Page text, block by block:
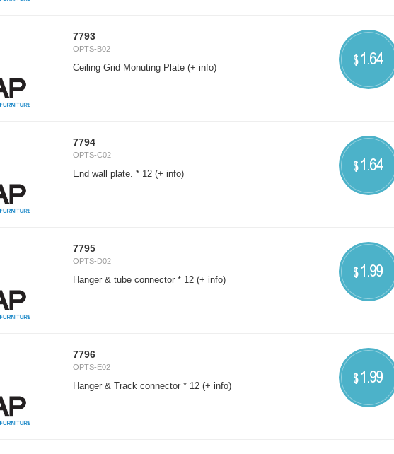
7793
OPTS-B02
$1.64
Ceiling Grid Monuting Plate (+ info)
7794
OPTS-C02
$1.64
End wall plate. * 12 (+ info)
7795
OPTS-D02
$1.99
Hanger & tube connector * 12 (+ info)
7796
OPTS-E02
$1.99
Hanger & Track connector * 12 (+ info)